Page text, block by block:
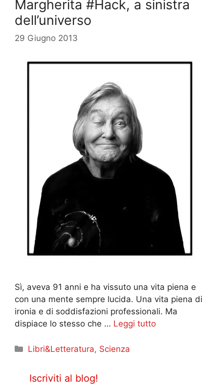
Margherita #Hack, a sinistra
dell’universo
29 Giugno 2013
Sì, aveva 91 anni e ha vissuto una vita piena e
con una mente sempre lucida. Una vita piena di
ironia e di soddisfazioni professionali. Ma
dispiace lo stesso che … Leggi tutto
Categorie
Libri&Letteratura, Scienza
Iscriviti al blog!